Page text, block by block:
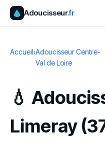
Adoucisseur.fr
Accueil›Adoucisseur Centre-
Val de Loire
💧
Limeray